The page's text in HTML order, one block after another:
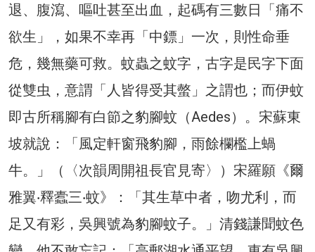
退、腹瀉、嘔吐甚至出血，起碼有三數日「痛不
欲生」，如果不幸再「中鏢」一次，則性命垂
危，幾無藥可救。蚊蟲之蚊字，古字是民字下面
從雙虫，意謂「人皆得受其螫」之謂也；而伊蚊
即古所稱腳有白節之豹腳蚊（Aedes）。宋蘇東
坡就說：「風定軒窗飛豹腳，雨餘欄檻上蝸
牛。」（〈次韻周開祖長官見寄〉）宋羅願《爾
雅翼‧釋蠹三‧蚊》：「其生草中者，吻尤利，而
足又有彩，吳興號為豹腳蚊子。」清錢謙聞蚊色